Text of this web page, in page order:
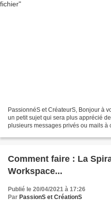
PassionnéS et CréateurS, Bonjour à
un petit sujet qui sera plus apprécié
plusieurs messages privés ou mails à
Comment faire : La
Workspace...
Publié le 20/04/2021 à 17:26
Par PassionS et CréationS